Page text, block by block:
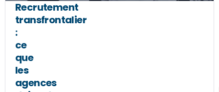
Recrutement
transfrontalier
:
ce
que
les
agences